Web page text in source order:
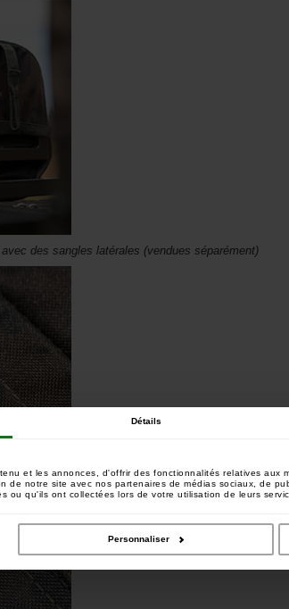
Détails
et les annonces, d'offrir des fonctionnalités relatives aux
de notre site avec nos partenaires de médias sociaux, de
ou qu'ils ont collectées lors de votre utilisation de leurs
Personnaliser
des sangles latérales (vendues séparément)